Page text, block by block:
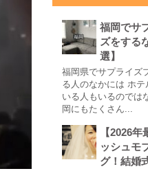
福岡でサ
ズをする
選】
福岡県でサプライズ
る人のなかには ホ
いる人もいるのでは
岡にもたくさん...
【2026
ッシュモ
グ！結婚